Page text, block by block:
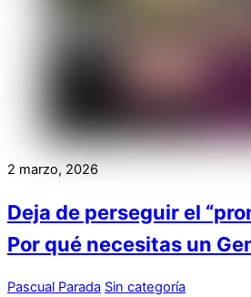
2 marzo, 2026
Deja de perseguir el
Por qué necesitas un
Pascual Parada Sin categoría